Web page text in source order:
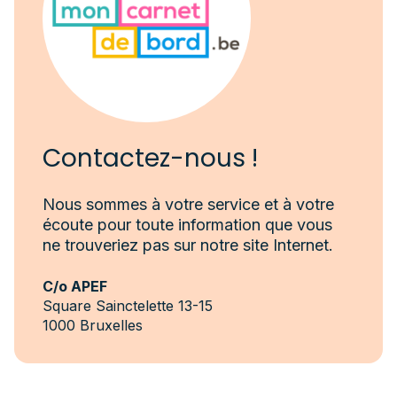
(futur·e·s) professionnel·le·s travaillant dans un
milieu d’accueil d’enfant 0-18 ans reconnu par
l’ONE (secteurs privé et public). Il existe sous
format papier et plateforme web. Des ateliers de
découverte sont également organisés dans
votre région ou dans votre lieu d’accueil.
Contactez-nous !
Nous sommes à votre service et à votre
écoute pour toute information que vous
ne trouveriez pas sur notre site Internet.
C/o APEF
Square Sainctelette 13-15
1000 Bruxelles